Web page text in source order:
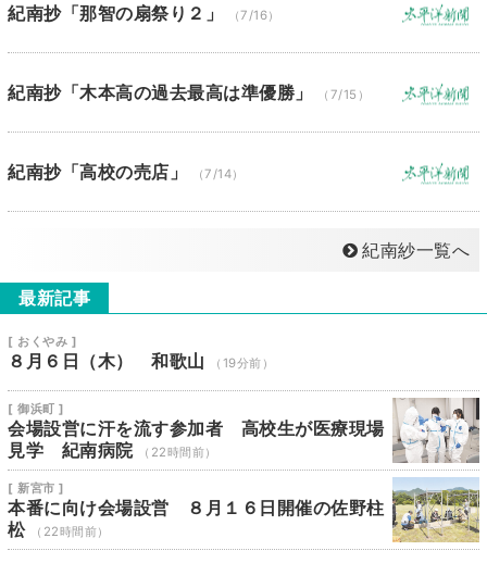
紀南抄「那智の扇祭り２」 （7/16）
紀南抄「木本高の過去最高は準優勝」 （7/15）
紀南抄「高校の売店」 （7/14）
紀南紗一覧へ
最新記事
[ おくやみ ]
８月６日（木） 和歌山 （19分前）
[ 御浜町 ]
会場設営に汗を流す参加者 高校生が医療現場
見学 紀南病院
（22時間前）
[ 新宮市 ]
本番に向け会場設営 ８月１６日開催の佐野柱
松
（22時間前）